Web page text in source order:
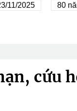
80 năm
cứu